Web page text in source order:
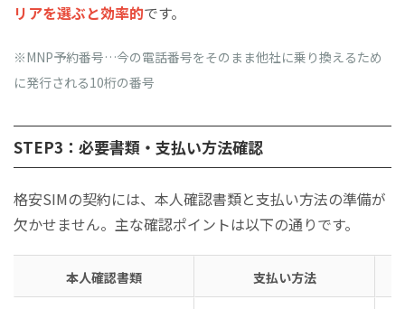
リアを選ぶと効率的です。
※MNP予約番号…今の電話番号をそのまま他社に乗り換えるため
に発行される10桁の番号
STEP3：必要書類・支払い方法確認
格安SIMの契約には、本人確認書類と支払い方法の準備が
欠かせません。主な確認ポイントは以下の通りです。
本人確認書類 支払い方法